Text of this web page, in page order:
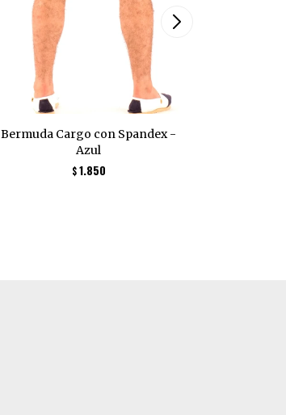
Bermuda Cargo con Spandex -
Azul
$ 1.850